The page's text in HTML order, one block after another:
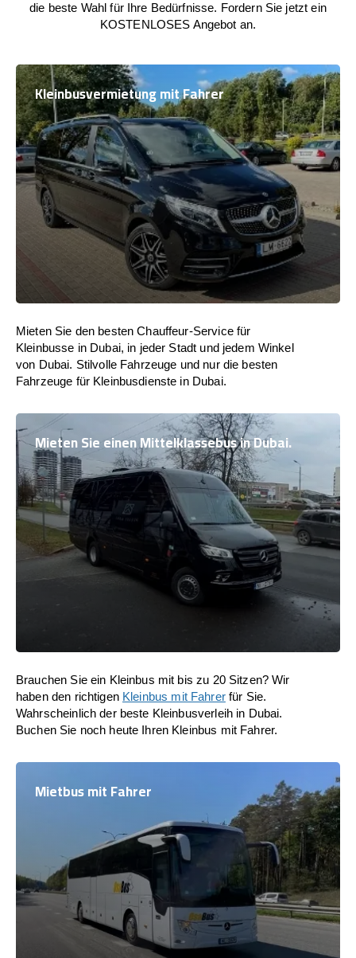
die beste Wahl für Ihre Bedürfnisse. Fordern Sie jetzt ein
KOSTENLOSES Angebot an.
Kleinbusvermietung mit Fahrer
Mieten Sie den besten Chauffeur-Service für
Kleinbusse in Dubai, in jeder Stadt und jedem Winkel
von Dubai. Stilvolle Fahrzeuge und nur die besten
Fahrzeuge für Kleinbusdienste in Dubai.
Mieten Sie einen Mittelklassebus in Dubai.
Brauchen Sie ein Kleinbus mit bis zu 20 Sitzen? Wir
haben den richtigen Kleinbus mit Fahrerfür Sie.
Wahrscheinlich der beste Kleinbusverleih in Dubai.
Buchen Sie noch heute Ihren Kleinbus mit Fahrer.
Mietbus mit Fahrer